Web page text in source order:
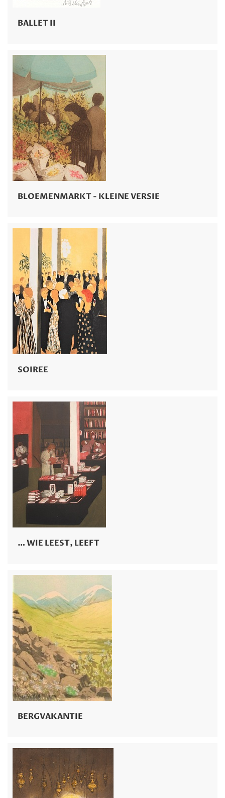
BALLET II
BLOEMENMARKT - KLEINE VERSIE
SOIREE
… WIE LEEST, LEEFT
BERGVAKANTIE